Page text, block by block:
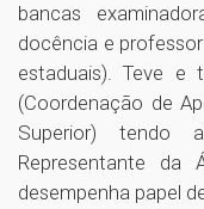
bancas
docência e
estaduais). Teve e
(Coordenação de
Superior) tendo
Representante da
desempenha papel